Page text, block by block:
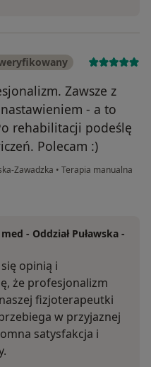
Zawsze z
- a to
rehabilitacji podeślę
Polecam :)
Zawadzka • Terapia manualna
- Oddział Puławska -
opinią i
że profesjonalizm
fizjoterapeutki
w przyjaznej
satysfakcja i